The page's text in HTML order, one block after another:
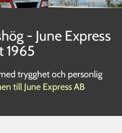
- June Express
1965
trygghet och personlig
till June Express AB